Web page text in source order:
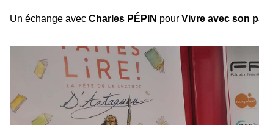
Un échange avecCharles PÉPIN pourVivre avec son